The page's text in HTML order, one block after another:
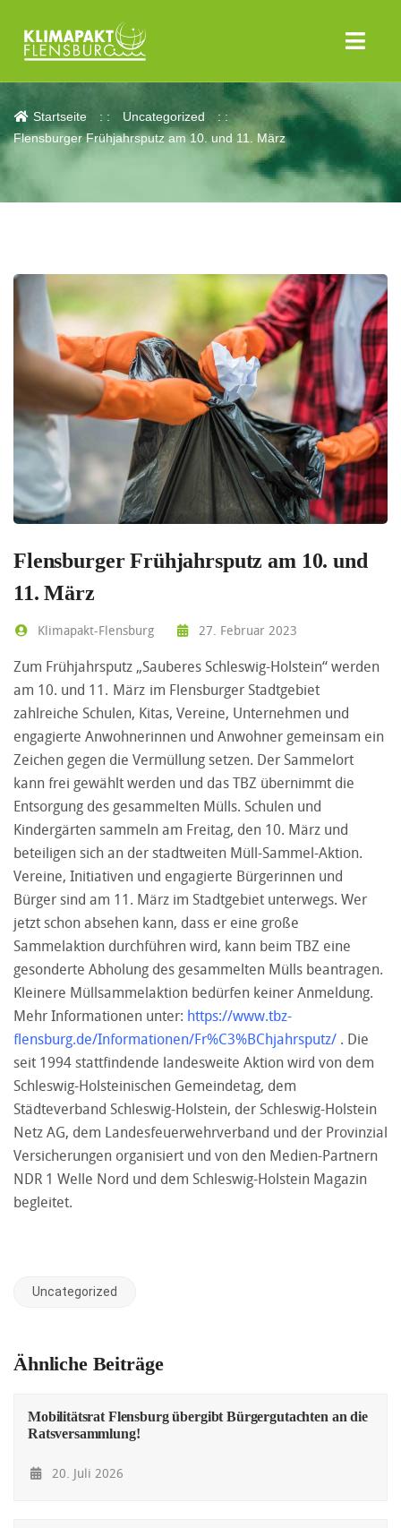
Aktuelles
Startseite
Uncategorized
Flensburger Frühjahrsputz am 10. und 11. März
Flensburger Frühjahrsputz am 10. und
11. März
Klimapakt-Flensburg 27. Februar 2023
Zum Frühjahrsputz „Sauberes Schleswig-Holstein“ werden
am 10. und 11. März im Flensburger Stadtgebiet
zahlreiche Schulen, Kitas, Vereine, Unternehmen und
engagierte Anwohnerinnen und Anwohner gemeinsam ein
Zeichen gegen die Vermüllung setzen. Der Sammelort
kann frei gewählt werden und das TBZ übernimmt die
Entsorgung des gesammelten Mülls. Schulen und
Kindergärten sammeln am Freitag, den 10. März und
beteiligen sich an der stadtweiten Müll-Sammel-Aktion.
Vereine, Initiativen und engagierte Bürgerinnen und
Bürger sind am 11. März im Stadtgebiet unterwegs. Wer
jetzt schon absehen kann, dass er eine große
Sammelaktion durchführen wird, kann beim TBZ eine
gesonderte Abholung des gesammelten Mülls beantragen.
Kleinere Müllsammelaktion bedürfen keiner Anmeldung.
Mehr Informationen unter: https://www.tbz-
flensburg.de/Informationen/Fr%C3%BChjahrsputz/ . Die
seit 1994 stattfindende landesweite Aktion wird von dem
Schleswig-Holsteinischen Gemeindetag, dem
Städteverband Schleswig-Holstein, der Schleswig-Holstein
Netz AG, dem Landesfeuerwehrverband und der Provinzial
Versicherungen organisiert und von den Medien-Partnern
NDR 1 Welle Nord und dem Schleswig-Holstein Magazin
begleitet.
Uncategorized
Ähnliche Beiträge
Mobilitätsrat Flensburg übergibt Bürgergutachten an die
Ratsversammlung!
20. Juli 2026